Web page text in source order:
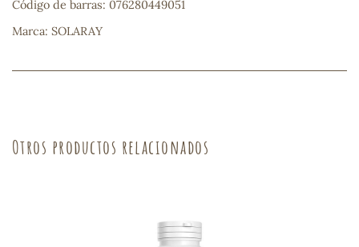
Código de barras: 076280449051
Marca: SOLARAY
Otros productos relacionados